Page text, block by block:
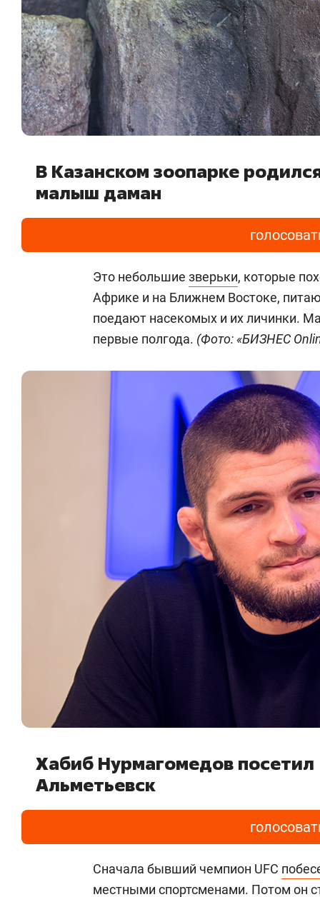
В Казанском зоопарке
малыш даман
Это небольшие зверьки, которые
Африке и на Ближнем Востоке,
поедают насекомых и их личинки.
первые полгода. (Фото: «БИЗНЕС
Хабиб Нурмагомедов посетил
Альметьевск
Сначала бывший чемпион UFC
местными спортсменами. Потом он